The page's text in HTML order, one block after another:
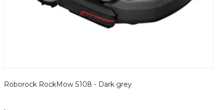
Roborock RockMow S108 - Dark grey